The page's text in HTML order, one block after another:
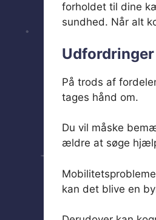
forholdet til dine
sundhed. Når alt
På trods af
tages hånd om.
Du vil måske
ældre at søge
kan det blive en